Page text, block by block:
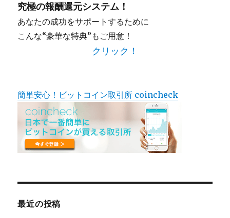
究極の報酬還元システム！
あなたの成功をサポートするために
こんな“豪華な特典”もご用意！
クリック！
簡単安心！ビットコイン取引所 coincheck
最近の投稿